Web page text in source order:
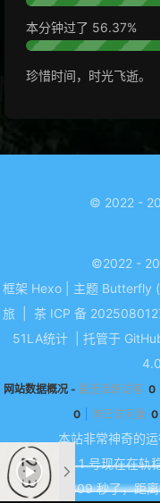
本分钟过了 57.04%
珍惜时间，时光飞逝。
© 2022 -
©2022 -
框架 Hexo 主题 Butterfly
旅
茶 ICP 备
51LA统计
托管于
4.0
网站数据概况 - 最近活跃访客 0
0
昨日访问量 0
本站非常神奇的
东方红 1 号现在在轨
1776369309 秒了，距